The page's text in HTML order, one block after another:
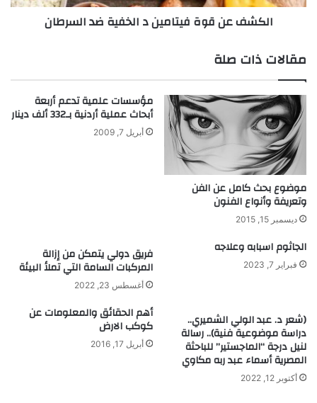
ت
و
ز
و
م
ا
ح
ا
ل
خ
ي
و
ت
ا
م
ن
خ
ف
ي
ض
د
ر
ط
ا
ن
الكشف عن قوة فيتامين د الخفية ضد السرطان
مقالات ذات صلة
موضوع بحث كامل عن الفن
وتعريفة وأنواع الفنون
ديسمبر 15, 2015
مؤسسات علمية تدعم أربعة
أبحاث عملية أردنية بـ332 ألف دينار
أبريل 7, 2009
الجاثوم اسبابه وعلاجه
فبراير 7, 2023
فريق دولي يتمكن من إزالة
المركبات السامة التي تملأ البيئة
أغسطس 23, 2022
(شعر د. عبد الولي الشميري..
دراسة موضوعية فنية).. رسالة
لنيل درجة “الماجستير” للباحثة
المصرية أسماء عبد ربه مكاوي
أكتوبر 12, 2022
أهم الحقائق والمعلومات عن
كوكب الارض
أبريل 17, 2016